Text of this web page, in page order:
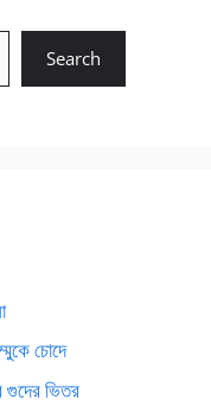
Search
চোদে
গুদের ভিতর